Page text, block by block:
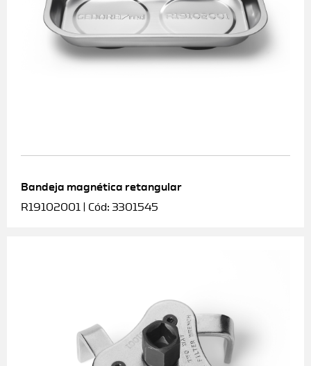
Bandeja magnética retangular
R19102001 | Cód: 3301545